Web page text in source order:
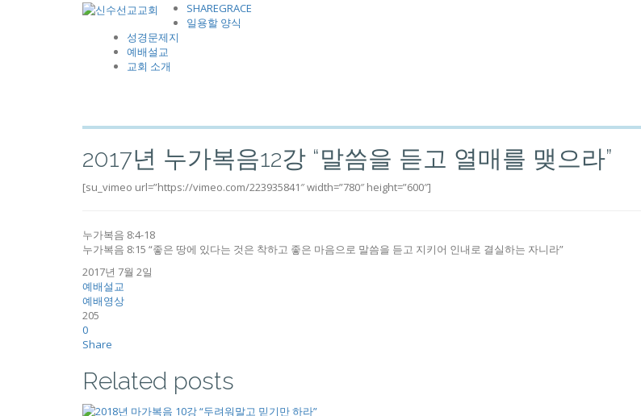
SHAREGRACE
일용할 양식
성경문제지
예배설교
교회 소개
2017년 누가복음12강 “말씀을 듣고 열매를 맺으라”
[su_vimeo url=”https://vimeo.com/223935841″ width=”780″ height=”600″]
누가복음 8:4-18
누가복음 8:15 “좋은 땅에 있다는 것은 착하고 좋은 마음으로 말씀을 듣고 지키어 인내로 결실하는 자니라”
2017년 7월 2일
예배설교
예배영상
205
0
Share
Related posts